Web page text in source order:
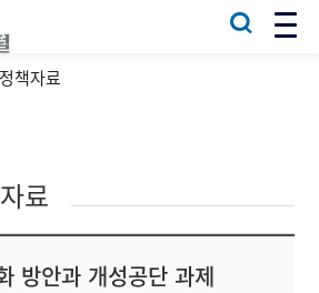
책자료
료
방안과 개성공단 과제